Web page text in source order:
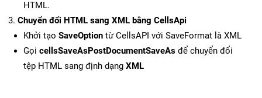
HTML.
Chuyển đổi HTML sang XML bằng CellsApi
Khởi tạo SaveOption từ CellsAPI với SaveFormat là XML
Gọi cellsSaveAsPostDocumentSaveAs để chuyển đổi
tệp HTML sang định dạng XML